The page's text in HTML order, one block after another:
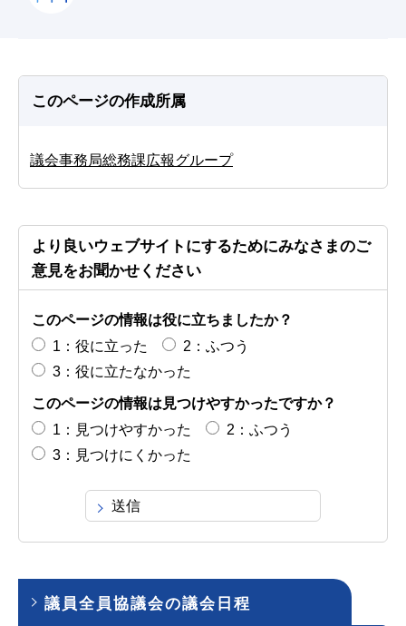
このページの作成所属
議会事務局総務課広報グループ
より良いウェブサイトにするためにみなさまのご
意見をお聞かせください
このページの情報は役に立ちましたか？
1：役に立った
2：ふつう
3：役に立たなかった
このページの情報は見つけやすかったですか？
1：見つけやすかった
2：ふつう
3：見つけにくかった
議員全員協議会の議会日程